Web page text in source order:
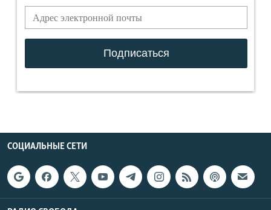
СОЦИАЛЬНЫЕ СЕТИ